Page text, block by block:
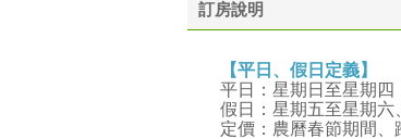
訂房說明
【平日、假日定義】
平日：星期日至星期四
假日：星期五至星期六
定價：農曆春節期間、